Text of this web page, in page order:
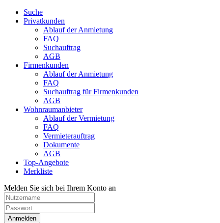
Suche
Privatkunden
Ablauf der Anmietung
FAQ
Suchauftrag
AGB
Firmenkunden
Ablauf der Anmietung
FAQ
Suchauftrag für Firmenkunden
AGB
Wohnraumanbieter
Ablauf der Vermietung
FAQ
Vermieterauftrag
Dokumente
AGB
Top-Angebote
Merkliste
Melden Sie sich bei Ihrem Konto an
Anmelden